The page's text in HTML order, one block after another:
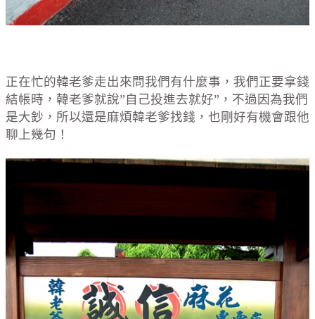
正在忙的韓老爹走出來問我們有什麼事，我們正要拿錢
結帳時，韓老爹就說”自己投進去就好”，不過因為我們
是大鈔，所以還是麻煩韓老爹找錢，也剛好有機會跟他
聊上幾句！